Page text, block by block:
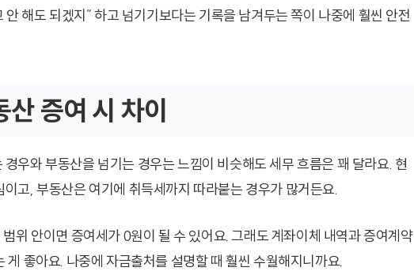
해도 되겠지” 하고 넘기기보다는 기록을 남겨두는 쪽이 나중에 훨씬 안전
산 증여 시 차이
우와 부동산을 넘기는 경우는 느낌이 비슷해도 세무 흐름은 꽤 달라요. 현
고, 부동산은 여기에 취득세까지 따라붙는 경우가 많거든요.
위 안이면 증여세가 0원이 될 수 있어요. 그래도 계좌이체 내역과 증여계약
게 좋아요. 나중에 자금출처를 설명할 때 훨씬 수월해지니까요.